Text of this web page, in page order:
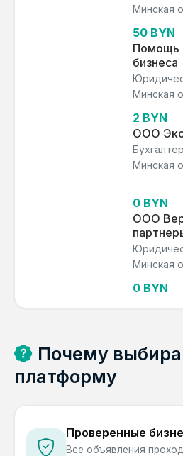
Минская
50 BYN
Помощь
бизнеса
Минская
2 BYN
ООО
Минская
0 BYN
ООО
Минская
0 BYN
Почему
платформу
Проверенные
Все объявления